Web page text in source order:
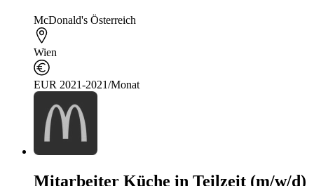
McDonald's Österreich
Wien
EUR 2021-2021/Monat
Mitarbeiter Küche in Teilzeit (m/w/d)